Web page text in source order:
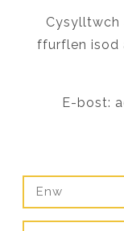
Cysylltwch
ffurflen isod
E-bost: